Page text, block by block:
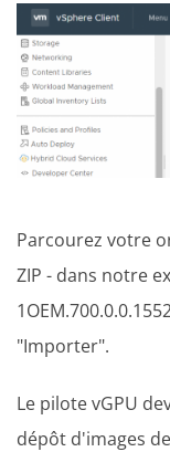
Parcourez votre
ZIP - dans notre
"Importer".
Le pilote vGPU
dépôt d'images